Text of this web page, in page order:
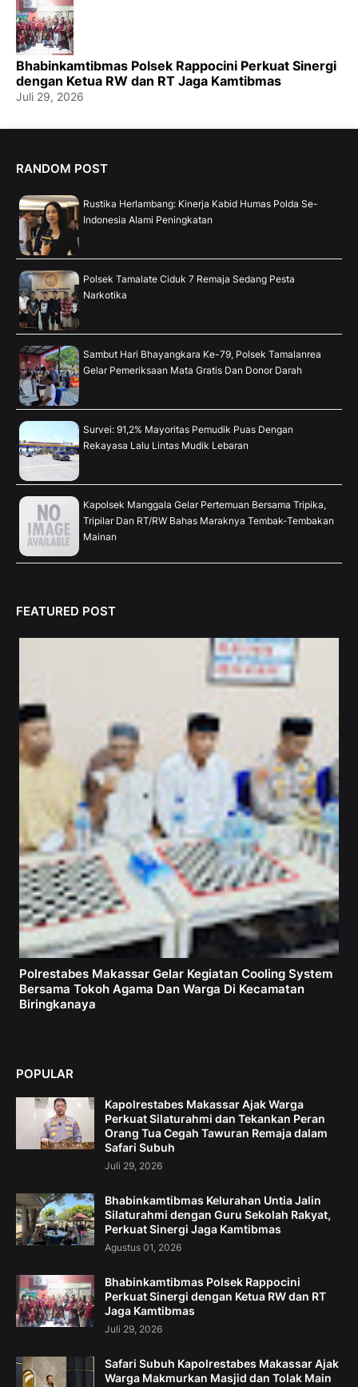
Bhabinkamtibmas Polsek Rappocini Perkuat Sinergi
dengan Ketua RW dan RT Jaga Kamtibmas
Juli 29, 2026
RANDOM POST
Rustika Herlambang: Kinerja Kabid Humas Polda Se-
Indonesia Alami Peningkatan
Polsek Tamalate Ciduk 7 Remaja Sedang Pesta
Narkotika
Sambut Hari Bhayangkara Ke-79, Polsek Tamalanrea
Gelar Pemeriksaan Mata Gratis Dan Donor Darah
Survei: 91,2% Mayoritas Pemudik Puas Dengan
Rekayasa Lalu Lintas Mudik Lebaran
Kapolsek Manggala Gelar Pertemuan Bersama Tripika,
Tripilar Dan RT/RW Bahas Maraknya Tembak-Tembakan
Mainan
FEATURED POST
Polrestabes Makassar Gelar Kegiatan Cooling System
Bersama Tokoh Agama Dan Warga Di Kecamatan
Biringkanaya
POPULAR
Kapolrestabes Makassar Ajak Warga
Perkuat Silaturahmi dan Tekankan Peran
Orang Tua Cegah Tawuran Remaja dalam
Safari Subuh
Juli 29, 2026
Bhabinkamtibmas Kelurahan Untia Jalin
Silaturahmi dengan Guru Sekolah Rakyat,
Perkuat Sinergi Jaga Kamtibmas
Agustus 01, 2026
Bhabinkamtibmas Polsek Rappocini
Perkuat Sinergi dengan Ketua RW dan RT
Jaga Kamtibmas
Juli 29, 2026
Safari Subuh Kapolrestabes Makassar Ajak
Warga Makmurkan Masjid dan Tolak Main